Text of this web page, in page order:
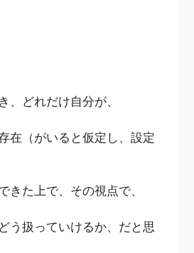
、どれだけ自分が、
在（がいると仮定し、設定
きた上で、その視点で、
う扱っていけるか、だと思